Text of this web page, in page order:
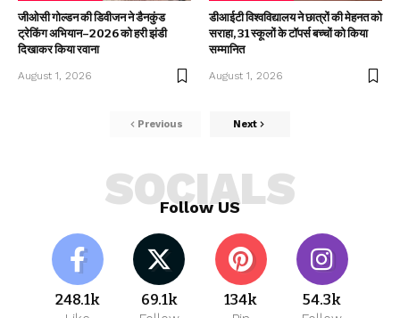
जीओसी गोल्डन की डिवीजन ने डैनकुंड
ट्रेकिंग अभियान–2026 को हरी झंडी
दिखाकर किया रवाना
August 1, 2026
डीआईटी विश्वविद्यालय ने छात्रों की मेहनत को
सराहा, 31 स्कूलों के टॉपर्स बच्चों को किया
सम्मानित
August 1, 2026
Previous Next
Follow US
SOCIALS
248.1k 69.1k 134k 54.3k